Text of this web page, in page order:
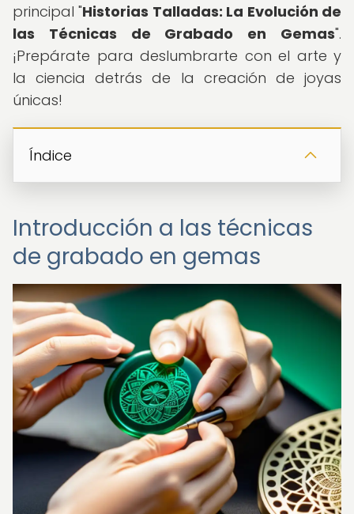
principal "Historias Talladas: La Evolución de
las Técnicas de Grabado en Gemas".
¡Prepárate para deslumbrarte con el arte y
la ciencia detrás de la creación de joyas
únicas!
Índice
Introducción a las técnicas
de grabado en gemas